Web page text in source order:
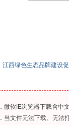
江西绿色生态品牌建设
．微软IE浏览器下载含中
．当文件无法下载、无法